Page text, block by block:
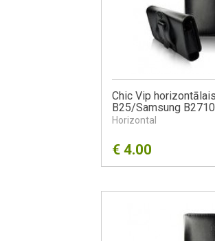
Chic Vip
B25/Samsung
Horizontal
€ 4.00